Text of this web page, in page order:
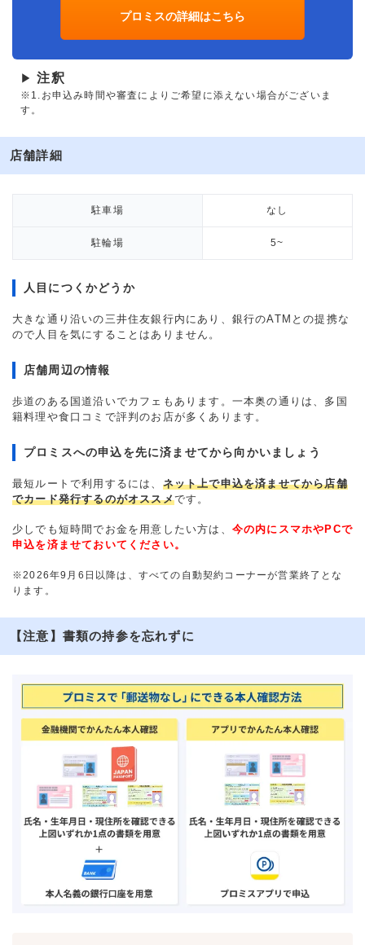
プロミスの詳細はこちら
▶ 注釈
※1.お申込み時間や審査によりご希望に添えない場合がございま
す。
店舗詳細
駐車場 なし
駐輪場 5~
人目につくかどうか
大きな通り沿いの三井住友銀行内にあり、銀行のATMとの提携な
ので人目を気にすることはありません。
店舗周辺の情報
歩道のある国道沿いでカフェもあります。一本奥の通りは、多国
籍料理や食口コミで評判のお店が多くあります。
プロミスへの申込を先に済ませてから向かいましょう
最短ルートで利用するには、 ネット上で申込を済ませてから店舗
でカード発行するのがオススメです。
少しでも短時間でお金を用意したい方は、 今の内にスマホやPCで
申込を済ませておいてください。
※2026年9月6日以降は、すべての自動契約コーナーが営業終了とな
ります。
【注意】書類の持参を忘れずに